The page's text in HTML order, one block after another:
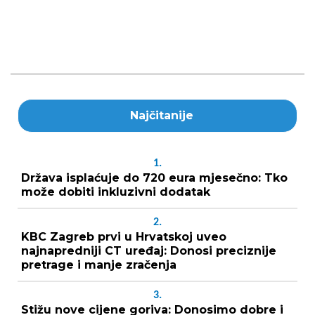
Najčitanije
1.
Država isplaćuje do 720 eura mjesečno: Tko
može dobiti inkluzivni dodatak
2.
KBC Zagreb prvi u Hrvatskoj uveo
najnapredniji CT uređaj: Donosi preciznije
pretrage i manje zračenja
3.
Stižu nove cijene goriva: Donosimo dobre i